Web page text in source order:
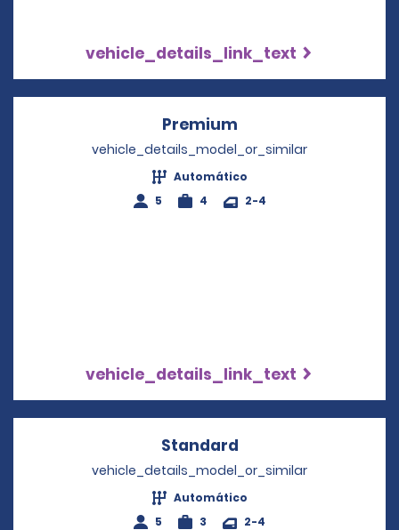
vehicle_details_link_text
Premium
vehicle_details_model_or_similar
Automático
5
4 2-4
vehicle_details_link_text
Standard
vehicle_details_model_or_similar
Automático
5
3 2-4